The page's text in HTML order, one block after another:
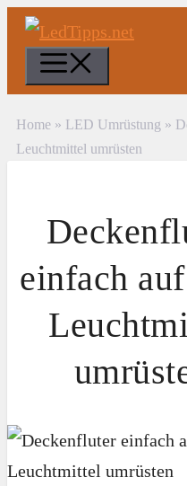
Zum
Inhalt
springen
Home » LED Umrüstung »
Leuchtmittel umrüsten
einfach